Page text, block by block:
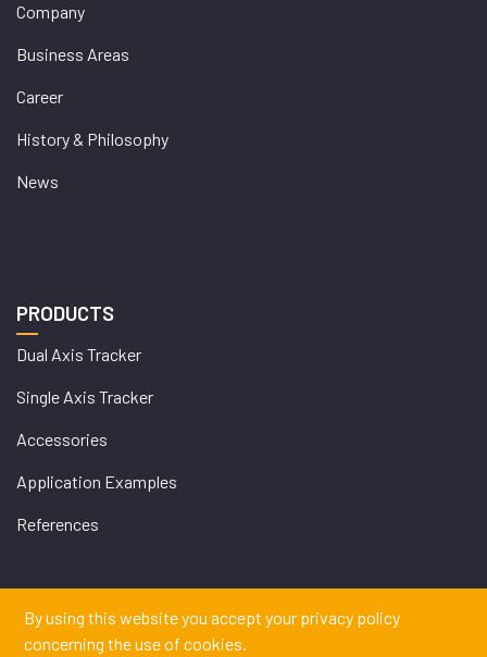
By using this website you accept your privacy policy
concerning the use of cookies.
Company
Business Areas
Career
History & Philosophy
News
PRODUCTS
Dual Axis Tracker
Single Axis Tracker
Accessories
Application Examples
References
WEB
DESIGN
İSTANBUL WEB TASARIM AJANSI - PENTA